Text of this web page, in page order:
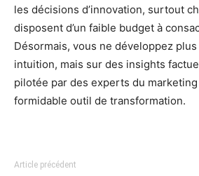
les décisions d’innovation, surtout
disposent d’un faible budget à
Désormais, vous ne développez
intuition, mais sur des insights
pilotée par des experts du
formidable outil de transformation.
Article précédent